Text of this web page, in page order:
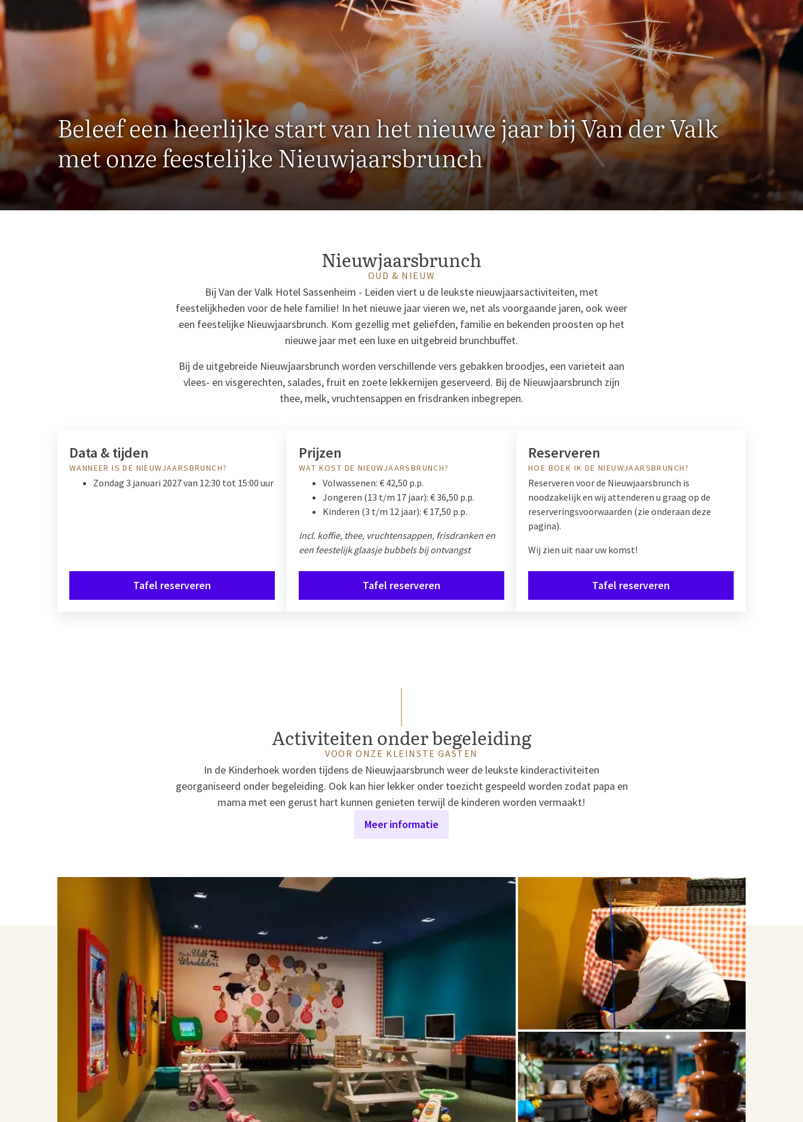
Beleef een heerlijke start van het nieuwe jaar bij Van der Valk
met onze feestelijke Nieuwjaarsbrunch
Nieuwjaarsbrunch
OUD & NIEUW
Bij Van der Valk Hotel Sassenheim - Leiden viert u de leukste nieuwjaarsactiviteiten, met
feestelijkheden voor de hele familie! In het nieuwe jaar vieren we, net als voorgaande jaren, ook weer
een feestelijke Nieuwjaarsbrunch. Kom gezellig met geliefden, familie en bekenden proosten op het
nieuwe jaar met een luxe en uitgebreid brunchbuffet.
Bij de uitgebreide Nieuwjaarsbrunch worden verschillende vers gebakken broodjes, een variëteit aan
vlees- en visgerechten, salades, fruit en zoete lekkernijen geserveerd. Bij de Nieuwjaarsbrunch zijn
thee, melk, vruchtensappen en frisdranken inbegrepen.
Data & tijden
WANNEER IS DE NIEUWJAARSBRUNCH?
Zondag 3 januari 2027 van 12:30 tot 15:00 uur
Tafel reserveren
Prijzen
WAT KOST DE NIEUWJAARSBRUNCH?
Volwassenen: € 42,50 p.p.
Jongeren (13 t/m 17 jaar): € 36,50 p.p.
Kinderen (3 t/m 12 jaar): € 17,50 p.p.
Incl. koffie, thee, vruchtensappen, frisdranken en
een feestelijk glaasje bubbels bij ontvangst
Tafel reserveren
Reserveren
HOE BOEK IK DE NIEUWJAARSBRUNCH?
Reserveren voor de Nieuwjaarsbrunch is
noodzakelijk en wij attenderen u graag op de
reserveringsvoorwaarden (zie onderaan deze
pagina).
Wij zien uit naar uw komst!
Tafel reserveren
Activiteiten onder begeleiding
VOOR ONZE KLEINSTE GASTEN
In de Kinderhoek worden tijdens de Nieuwjaarsbrunch weer de leukste kinderactiviteiten
georganiseerd onder begeleiding. Ook kan hier lekker onder toezicht gespeeld worden zodat papa en
mama met een gerust hart kunnen genieten terwijl de kinderen worden vermaakt!
Meer informatie